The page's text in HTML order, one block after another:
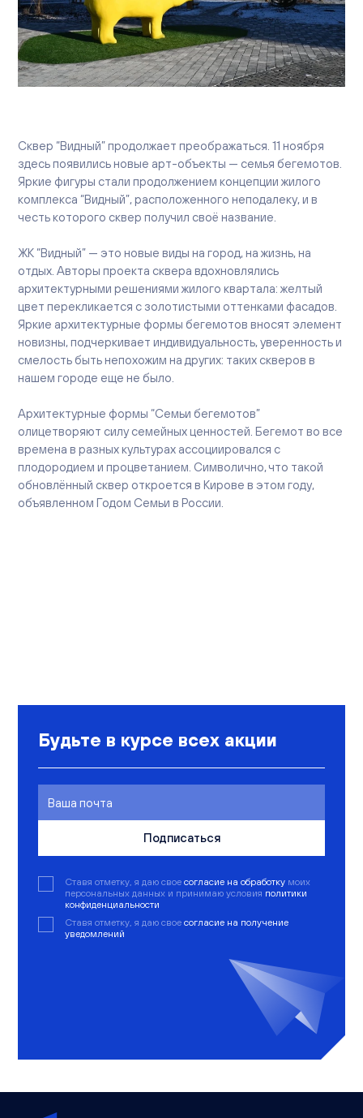
Вакансии
Офисы продаж
Контакты
Сквер “Видный” продолжает преображаться. 11 ноября
здесь появились новые арт-объекты — семья бегемотов.
Яркие фигуры стали продолжением концепции жилого
комплекса “Видный”, расположенного неподалеку, и в
честь которого сквер получил своё название.
ЖК “Видный” — это новые виды на город, на жизнь, на
отдых. Авторы проекта сквера вдохновлялись
архитектурными решениями жилого квартала: желтый
цвет перекликается с золотистыми оттенками фасадов.
Яркие архитектурные формы бегемотов вносят элемент
новизны, подчеркивает индивидуальность, уверенность и
смелость быть непохожим на других: таких скверов в
нашем городе еще не было.
Архитектурные формы “Семьи бегемотов”
олицетворяют силу семейных ценностей. Бегемот во все
времена в разных культурах ассоциировался с
плодородием и процветанием. Символично, что такой
обновлённый сквер откроется в Кирове в этом году,
объявленном Годом Семьи в России.
Будьте в курсе всех акции
Подписаться
Ставя отметку, я даю свое согласие на обработку моих
персональных данных и принимаю условия политики
конфиденциальности
Ставя отметку, я даю свое согласие на получение
уведомлений